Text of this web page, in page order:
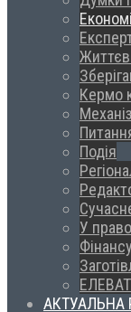
Кермо
Подія
У